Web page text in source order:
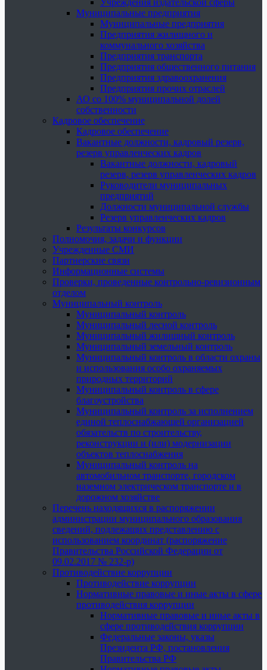
Учреждения издательской сферы
Муниципальные предприятия
Муниципальные предприятия
Предприятия жилищного и
коммунального хозяйства
Предприятия транспорта
Предприятия общественного питания
Предприятия здравоохранения
Предприятия прочих отраслей
АО со 100% муниципальной долей
собственности
Кадровое обеспечение
Кадровое обеспечение
Вакантные должности, кадровый резерв,
резерв управленческих кадров
Вакантные должности, кадровый
резерв, резерв управленческих кадров
Руководители муниципальных
предприятий
Должности муниципальной службы
Резерв управленческих кадров
Результаты конкурсов
Полномочия, задачи и функции
Учрежденные СМИ
Партнерские связи
Информационные системы
Проверки, проведенные контрольно-ревизионным
отделом
Муниципальный контроль
Муниципальный контроль
Муниципальный лесной контроль
Муниципальный жилищный контроль
Муниципальный земельный контроль
Муниципальный контроль в области охраны
и использования особо охраняемых
природных территорий
Муниципальный контроль в сфере
благоустройства
Муниципальный контроль за исполнением
единой теплоснабжающей организацией
обязательств по строительству,
реконструкции и (или) модернизации
объектов теплоснабжения
Муниципальный контроль на
автомобильном транспорте, городском
наземном электрическом транспорте и в
дорожном хозяйстве
Перечень находящихся в распоряжении
администрации муниципального образования
сведений, подлежащих представлению с
использованием координат (распоряжение
Правительства Российской Федерации от
09.02.2017 № 232-р)
Противодействие коррупции
Противодействие коррупции
Нормативные правовые и иные акты в сфере
противодействия коррупции
Нормативные правовые и иные акты в
сфере противодействия коррупции
Федеральные законы, указы
Президента РФ, постановления
Правительства РФ